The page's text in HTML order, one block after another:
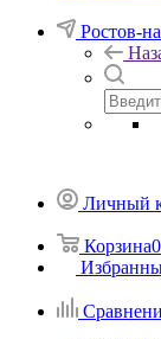
Ростов-
Личный
Корзина0